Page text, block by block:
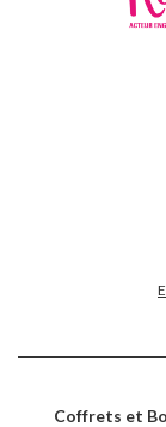
Coffrets et